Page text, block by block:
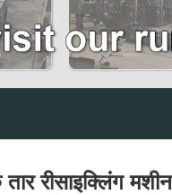
रीसाइक्लिंग मशीन